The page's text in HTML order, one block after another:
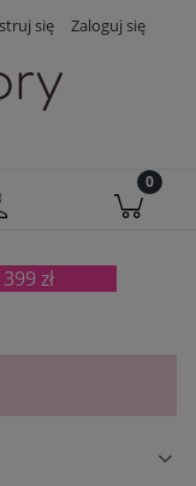
się Zaloguj się
zł